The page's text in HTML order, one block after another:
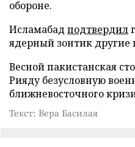
обороне.
Исламабад подтвердил
ядерный зонтик другие
Весной пакистанская
Рияду безусловную
ближневосточного
Текст: Вера Басилая